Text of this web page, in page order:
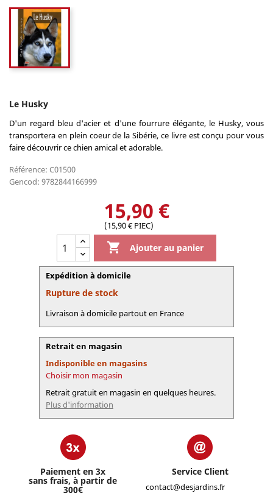
Le Husky
D'un regard bleu d'acier et d'une fourrure élégante, le Husky, vous
transportera en plein coeur de la Sibérie, ce livre est conçu pour vous
faire découvrir ce chien amical et adorable.
Référence: C01500
Gencod: 9782844166999
15,90 €
(15,90 € PIEC)
 Ajouter au panier
Expédition à domicile
Rupture de stock
Livraison à domicile partout en France
Retrait en magasin
Indisponible en magasins
Choisir mon magasin
Retrait gratuit en magasin en quelques heures.
Plus d'information
Paiement en 3x
sans frais, à partir de
300€
Service Client
contact@desjardins.fr